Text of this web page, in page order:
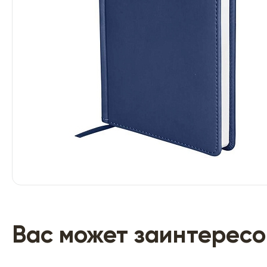
Вас может